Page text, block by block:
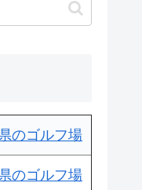
のゴルフ場
のゴルフ場